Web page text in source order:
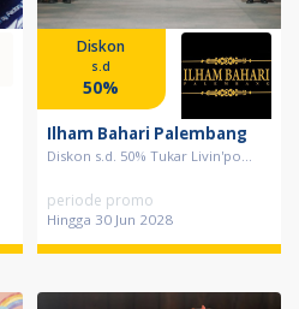
Diskon
s.d
50%
Ilham Bahari Palembang
Diskon s.d. 50% Tukar Livin'po...
periode promo
Hingga 30 Jun 2028